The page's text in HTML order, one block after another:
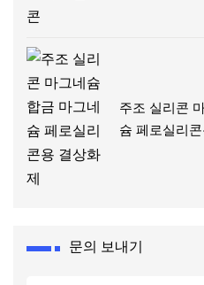
주조 실리콘
슘 페로실리
문의 보내기